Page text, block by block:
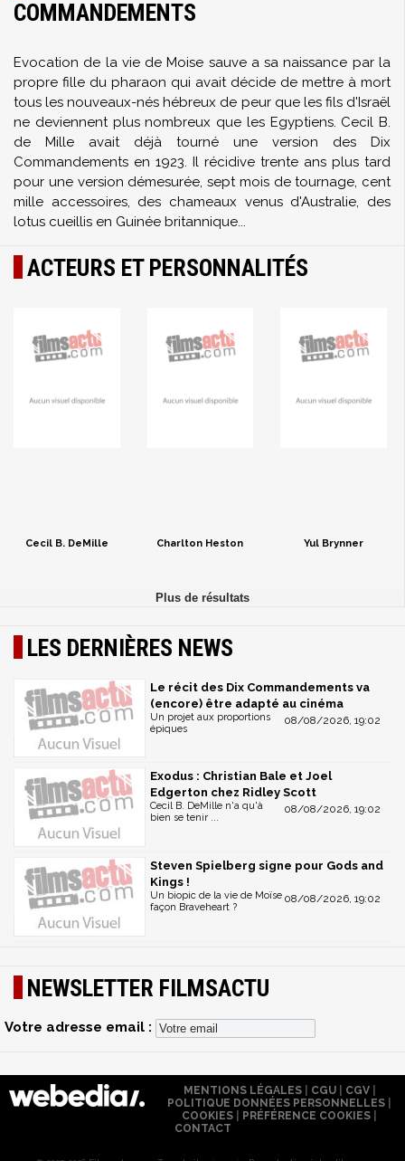
COMMANDEMENTS
Evocation de la vie de Moise sauve a sa naissance par la
propre fille du pharaon qui avait décide de mettre à mort
tous les nouveaux-nés hébreux de peur que les fils d'Israël
ne deviennent plus nombreux que les Egyptiens. Cecil B.
de Mille avait déjà tourné une version des Dix
Commandements en 1923. Il récidive trente ans plus tard
pour une version démesurée, sept mois de tournage, cent
mille accessoires, des chameaux venus d'Australie, des
lotus cueillis en Guinée britannique...
ACTEURS ET PERSONNALITÉS
Cecil B. DeMille Charlton Heston Yul Brynner
LES DERNIÈRES NEWS
Le récit des Dix Commandements va
(encore) être adapté au cinéma
08/08/2026, 19:02
Un projet aux proportions
épiques
Exodus : Christian Bale et Joel
Edgerton chez Ridley Scott
08/08/2026, 19:02
Cecil B. DeMille n'a qu'à
bien se tenir ...
Steven Spielberg signe pour Gods and
Kings !
08/08/2026, 19:02
Un biopic de la vie de Moïse
façon Braveheart ?
NEWSLETTER FILMSACTU
Votre adresse email :
MENTIONS LÉGALES| CGU| CGV|
POLITIQUE DONNÉES PERSONNELLES
COOKIES
PRÉFÉRENCE COOKIES
CONTACT